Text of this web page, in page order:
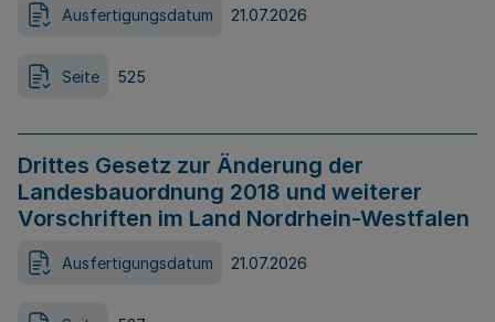
Ausfertigungsdatum 21.07.2026
Seite 525
Drittes Gesetz zur Änderung der
Landesbauordnung 2018 und weiterer
Vorschriften im Land Nordrhein-Westfalen
Ausfertigungsdatum 21.07.2026